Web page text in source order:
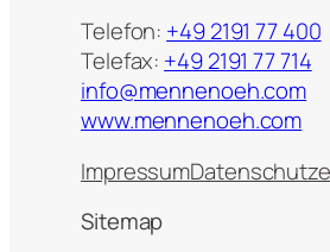
Telefon: +49 2191 77 400
Telefax: +49 2191 77 714
info@mennenoeh.com
www.mennenoeh.com
Impressum
Sitemap